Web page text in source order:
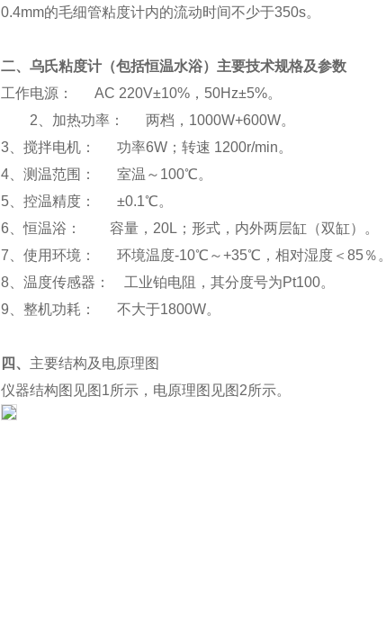
0.4mm的毛细管粘度计内的流动时间不少于350s。
二、乌氏粘度计（包括恒温水浴） 主要技术规格及参数
工作电源： AC 220V±10%，50Hz±5%。
2、加热功率： 两档，1000W+600W。
3、搅拌电机： 功率6W；转速 1200r/min。
4、测温范围： 室温～100℃。
5、控温精度：±0.1℃。
6、恒温浴： 容量，20L；形式，内外两层缸（双缸）。
7、使用环境： 环境温度-10℃ ～+35℃，相对湿度＜85％。
8、温度传感器： 工业铂电阻，其分度号为Pt100。
9、整机功耗：不大于1800W。
四、 主要结构及电原理图
仪器结构图见图1所示，电原理图见图2所示。